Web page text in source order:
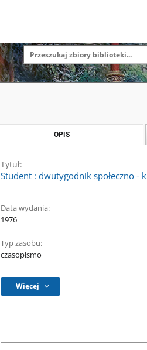
OPIS
Tytuł:
Student : dwutygodnik społeczno
Data wydania:
1976
Typ zasobu:
czasopismo
Więcej